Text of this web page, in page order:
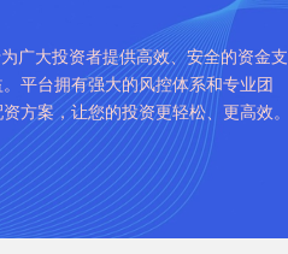
广大投资者提供高效、安全的资金支
平台拥有强大的风控体系和专业团
方案，让您的投资更轻松、更高效。